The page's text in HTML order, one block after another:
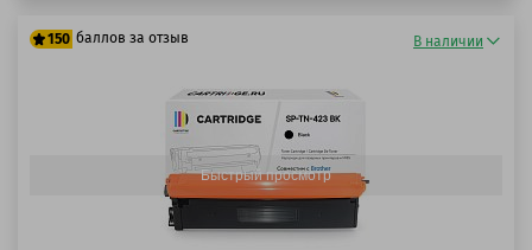
150 баллов за отзыв В наличии
Быстрый просмотр